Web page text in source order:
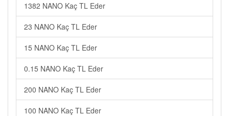
1382 NANO Kaç TL Eder
23 NANO Kaç TL Eder
15 NANO Kaç TL Eder
0.15 NANO Kaç TL Eder
200 NANO Kaç TL Eder
100 NANO Kaç TL Eder